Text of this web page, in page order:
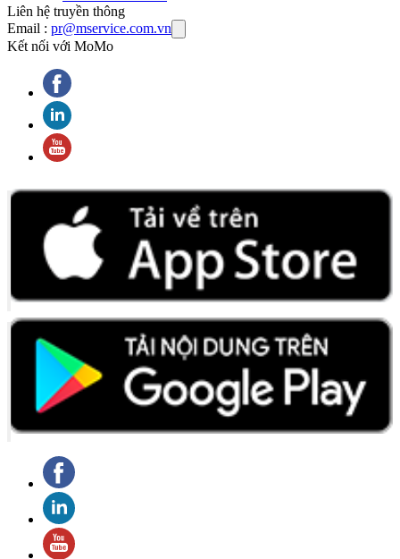
Liên hệ truyền thông
Email : pr@mservice.com.vn
Kết nối với MoMo